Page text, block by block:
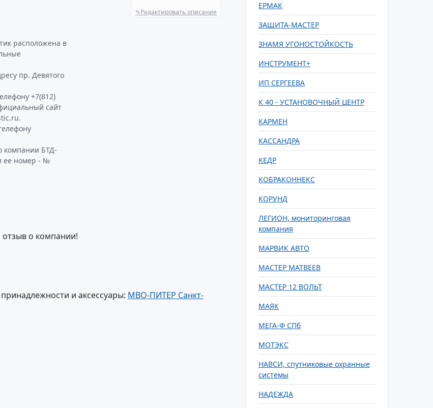
✎Редактировать описание
расположена в
пр. Девятого
+7(812)
сайт
компании БТД-
ее номер - №
отзыв о компании!
и аксессуары: МВО-ПИТЕР Санкт-
ЕРМАК
ЗАЩИТА-МАСТЕР
ЗНАМЯ УГОНОСТОЙКОСТЬ
ИНСТРУМЕНТ+
ИП СЕРГЕЕВА
К 40 - УСТАНОВОЧНЫЙ ЦЕНТР
КАРМЕН
КАССАНДРА
КЕДР
КОБРАКОННЕКС
КОРУНД
ЛЕГИОН, мониторинговая
компания
МАРВИК АВТО
МАСТЕР МАТВЕЕВ
МАСТЕР 12 ВОЛЬТ
МАЯК
МЕГА-Ф СПб
МОТЭКС
НАВСИ, спутниковые охранные
системы
НАДЕЖДА